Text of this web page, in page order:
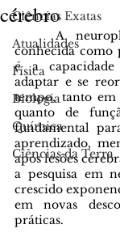
Ciências Exatas
Atualidades
Física
Biologia
Química
Ciências da Terra
cérebro
	A neuroplasticidade, também
conhecida como
é a
adaptar e se
tempo, tanto em
quanto de
fundamental
aprendizado,
após lesões
a pesquisa em
crescido
em novas
práticas.